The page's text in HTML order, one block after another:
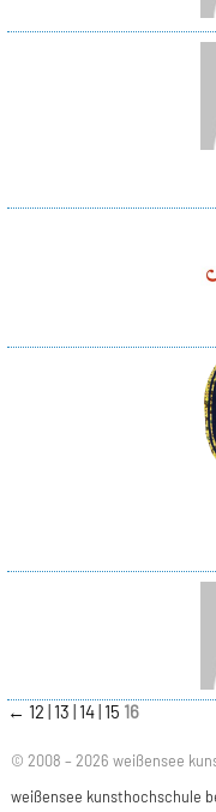
← 12 13 14 15 16
© 2008 – 2026 weißensee
weißensee kunsthochschule